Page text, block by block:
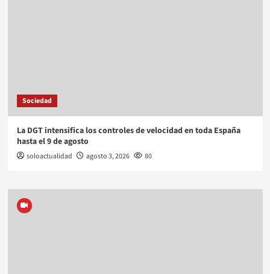
Sociedad
La DGT intensifica los controles de velocidad en toda España
hasta el 9 de agosto
soloactualidad agosto 3, 2026 80